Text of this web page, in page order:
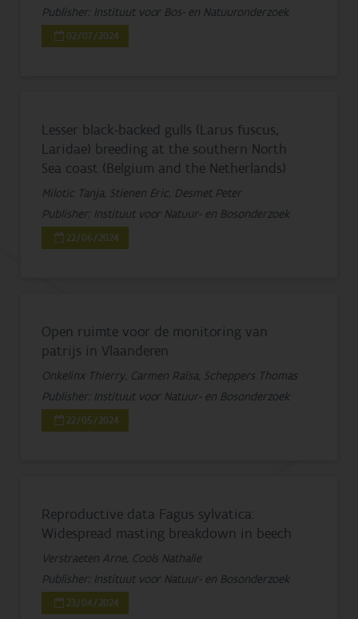
Publisher: Instituut voor Bos- en Natuuronderzoek
02/07/2024
Lesser black-backed gulls (Larus fuscus,
Laridae) breeding at the southern North
Sea coast (Belgium and the Netherlands)
Milotic Tanja, Stienen Eric, Desmet Peter
Publisher: Instituut voor Natuur- en Bosonderzoek
22/06/2024
Open ruimte voor de monitoring van
patrijs in Vlaanderen
Onkelinx Thierry, Carmen Raïsa, Scheppers Thomas
Publisher: Instituut voor Natuur- en Bosonderzoek
22/05/2024
Reproductive data Fagus sylvatica:
Widespread masting breakdown in beech
Verstraeten Arne, Cools Nathalie
Publisher: Instituut voor Natuur- en Bosonderzoek
23/04/2024